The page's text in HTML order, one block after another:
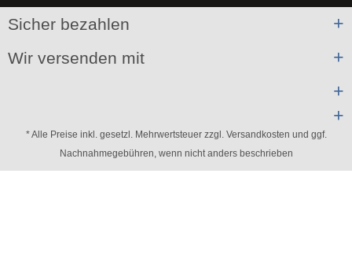
Sicher bezahlen
Wir versenden mit
* Alle Preise inkl. gesetzl. Mehrwertsteuer zzgl. Versandkosten und ggf.
Nachnahmegebühren, wenn nicht anders beschrieben